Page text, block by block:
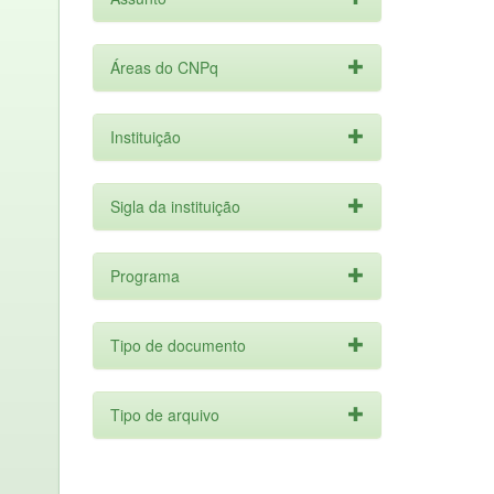
Áreas do CNPq
Instituição
Sigla da instituição
Programa
Tipo de documento
Tipo de arquivo